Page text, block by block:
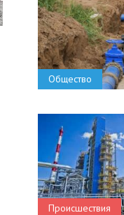
Общество
Происшествия